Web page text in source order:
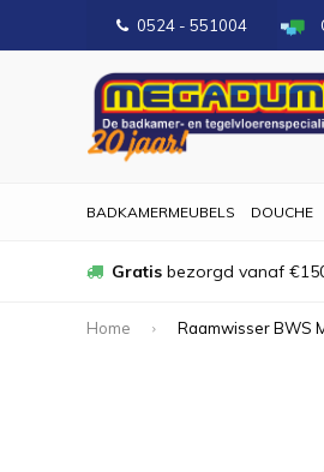
0524 - 551004
BADKAMERMEUBELS DOUCHE
Gratis bezorgd vanaf
Home Raamwisser BWS